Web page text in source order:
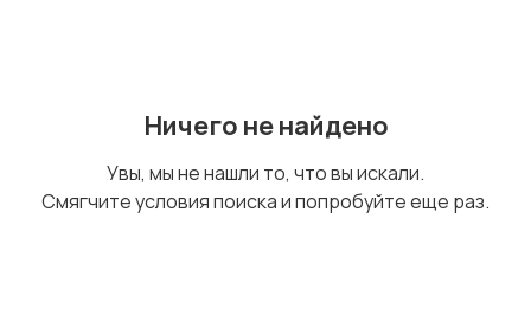
аккумуляторыНичего не найдено
Увы, мы не нашли то, что вы искали.
Смягчите условия поиска и попробуйте еще раз.